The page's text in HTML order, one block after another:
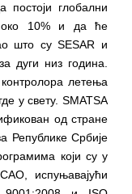
постоји глобални
око 10% и да ће
што су SESAR и
дуги низ година.
летења
у свету. SMATSA
од стране
Републике Србије
који су у
испуњавајући